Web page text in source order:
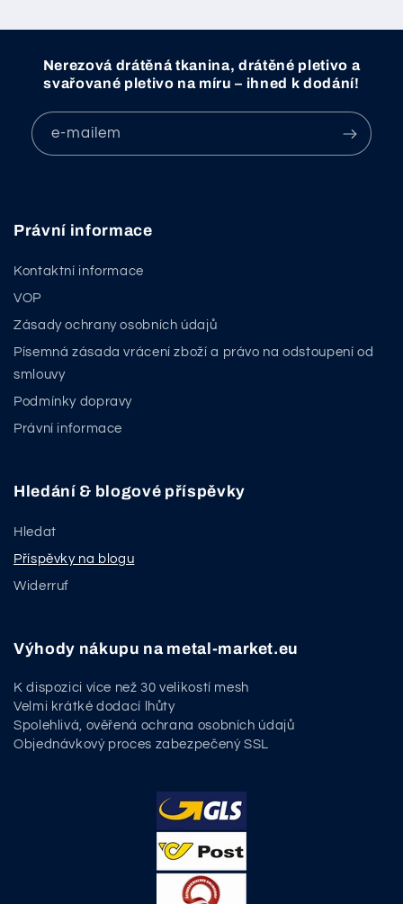
Nerezová drátěná tkanina, drátěné pletivo a
svařované pletivo na míru – ihned k dodání!
e-mailem
Právní informace
Kontaktní informace
VOP
Zásady ochrany osobních údajů
Písemná zásada vrácení zboží a právo na odstoupení od
smlouvy
Podmínky dopravy
Právní informace
Hledání & blogové příspěvky
Hledat
Příspěvky na blogu
Widerruf
Výhody nákupu na metal-market.eu
K dispozici více než 30 velikostí mesh
Velmi krátké dodací lhůty
Spolehlivá, ověřená ochrana osobních údajů
Objednávkový proces zabezpečený SSL